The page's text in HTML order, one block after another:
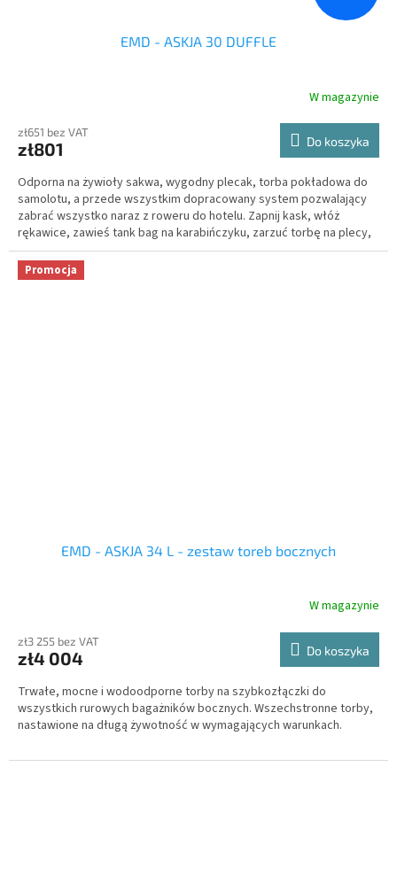
EMD - ASKJA 30 DUFFLE
W magazynie
zł651 bez VAT
zł801 Do koszyka
Odporna na żywioły sakwa, wygodny plecak, torba pokładowa do
samolotu, a przede wszystkim dopracowany system pozwalający
zabrać wszystko naraz z roweru do hotelu. Zapnij kask, włóż
rękawice, zawieś tank bag na karabińczyku, zarzuć torbę na plecy,
a ręce wciąż masz wolne.
Promocja
EMD - ASKJA 34 L - zestaw toreb bocznych
W magazynie
zł3 255 bez VAT
zł4 004 Do koszyka
Trwałe, mocne i wodoodporne torby na szybkozłączki do
wszystkich rurowych bagażników bocznych. Wszechstronne torby,
nastawione na długą żywotność w wymagających warunkach.